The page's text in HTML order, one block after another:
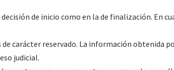
de inicio como en la de finalización. En
de carácter reservado. La información obtenida
judicial.